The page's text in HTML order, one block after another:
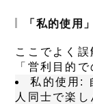
「私的使用
ここでよく
「営利目的
私的使用 :
人同士で楽